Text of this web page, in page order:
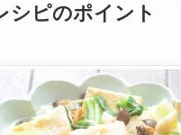
シピのポイント